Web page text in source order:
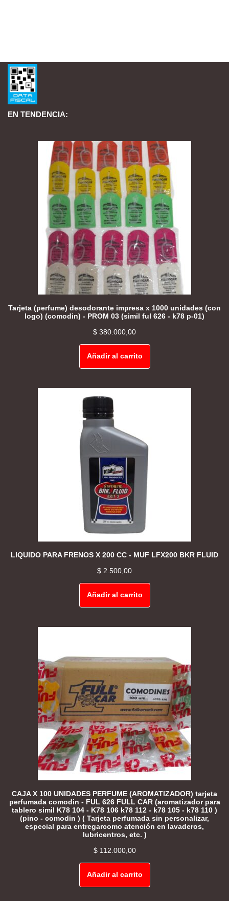
EN TENDENCIA:
Tarjeta (perfume) desodorante impresa x 1000 unidades (con
logo) (comodin) - PROM 03 (simil ful 626 - k78 p-01)
$ 380.000,00
Añadir al carrito
LIQUIDO PARA FRENOS X 200 CC - MUF LFX200 BKR FLUID
$ 2.500,00
Añadir al carrito
CAJA X 100 UNIDADES PERFUME (AROMATIZADOR) tarjeta
perfumada comodin - FUL 626 FULL CAR (aromatizador para
tablero simil K78 104 - K78 106 k78 112 - k78 105 - k78 110 )
(pino - comodin ) ( Tarjeta perfumada sin personalizar,
especial para entregarcomo atención en lavaderos,
lubricentros, etc. )
$112.000,00
Añadir al carrito